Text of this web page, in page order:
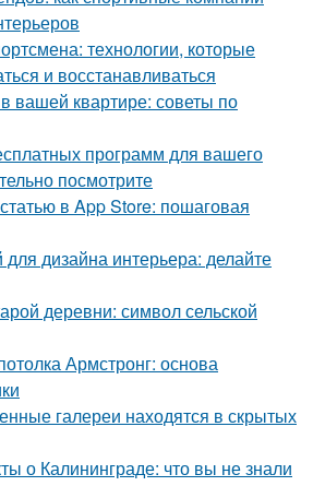
технологии, которые
и восстанавливаться
вашей квартире: советы по
программ для вашего
посмотрите
в App Store: пошаговая
дизайна интерьера: делайте
деревни: символ сельской
Армстронг: основа
галереи находятся в скрытых
о Калининграде: что вы не знали